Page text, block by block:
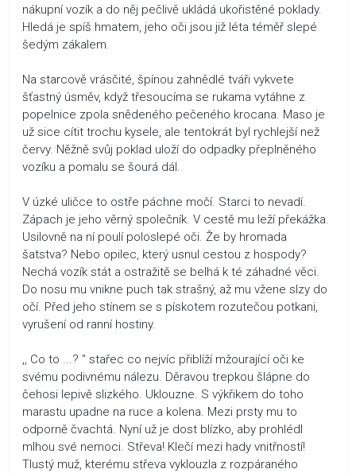
nákupní vozík a do něj pečlivě ukládá ukořistěné poklady.
Hledá je spíš hmatem, jeho oči jsou již léta téměř slepé
šedým zákalem.
Na starcově vrásčité, špínou zahnědlé tváři vykvete
šťastný úsměv, když třesoucíma se rukama vytáhne z
popelnice zpola snědeného pečeného krocana. Maso je
už sice cítit trochu kysele, ale tentokrát byl rychlejší než
červy. Něžně svůj poklad uloží do odpadky přeplněného
vozíku a pomalu se šourá dál.
V úzké uličce to ostře páchne močí. Starci to nevadí.
Zápach je jeho věrný společník. V cestě mu leží překážka.
Usilovně na ní poulí poloslepé oči. Že by hromada
šatstva? Nebo opilec, který usnul cestou z hospody?
Nechá vozík stát a ostražitě se belhá k té záhadné věci.
Do nosu mu vnikne puch tak strašný, až mu vžene slzy do
očí. Před jeho stínem se s pískotem rozutečou potkani,
vyrušení od ranní hostiny.
,, Co to ...? " stařec co nejvíc přiblíží mžourající oči ke
svému podivnému nálezu. Děravou trepkou šlápne do
čehosi lepivě slizkého. Uklouzne. S výkřikem do toho
marastu upadne na ruce a kolena. Mezi prsty mu to
odporně čvachtá. Nyní už je dost blízko, aby prohlédl
mlhou své nemoci. Střeva! Klečí mezi hady vnitřností!
Tlustý muž, kterému střeva vyklouzla z rozpáraného